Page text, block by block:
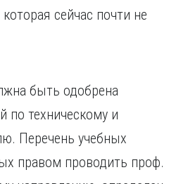
сейчас почти не
быть одобрена
по техническому и
Перечень учебных
правом проводить проф.